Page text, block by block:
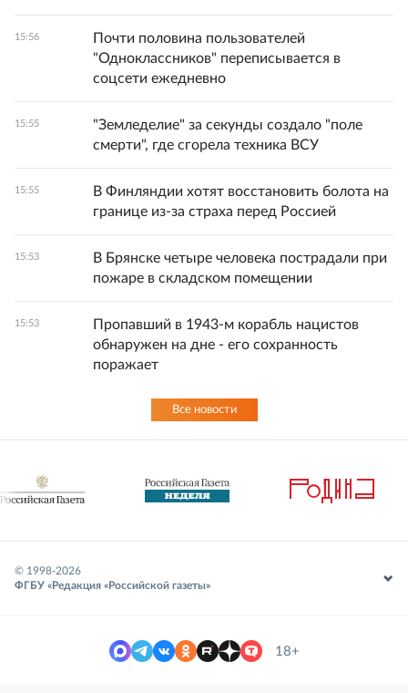
15:56
Почти половина пользователей
"Одноклассников" переписывается в
соцсети ежедневно
15:55
"Земледелие" за секунды создало "поле
смерти", где сгорела техника ВСУ
15:55
В Финляндии хотят восстановить болота на
границе из-за страха перед Россией
15:53
В Брянске четыре человека пострадали при
пожаре в складском помещении
15:53
Пропавший в 1943-м корабль нацистов
обнаружен на дне - его сохранность
поражает
Все новости
© 1998-2026
ФГБУ «Редакция «Российской газеты»
18+